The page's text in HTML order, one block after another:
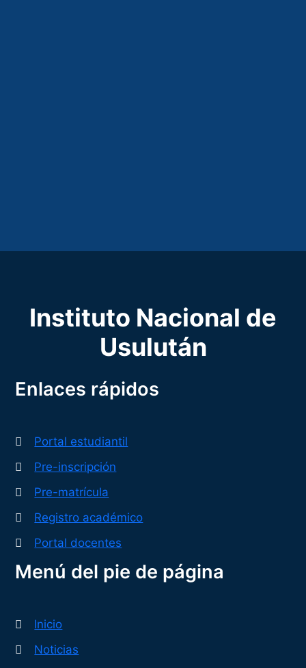
Instituto Nacional de
Usulután
Enlaces rápidos
Portal estudiantil
Pre-inscripción
Pre-matrícula
Registro académico
Portal docentes
Menú del pie de página
Inicio
Noticias